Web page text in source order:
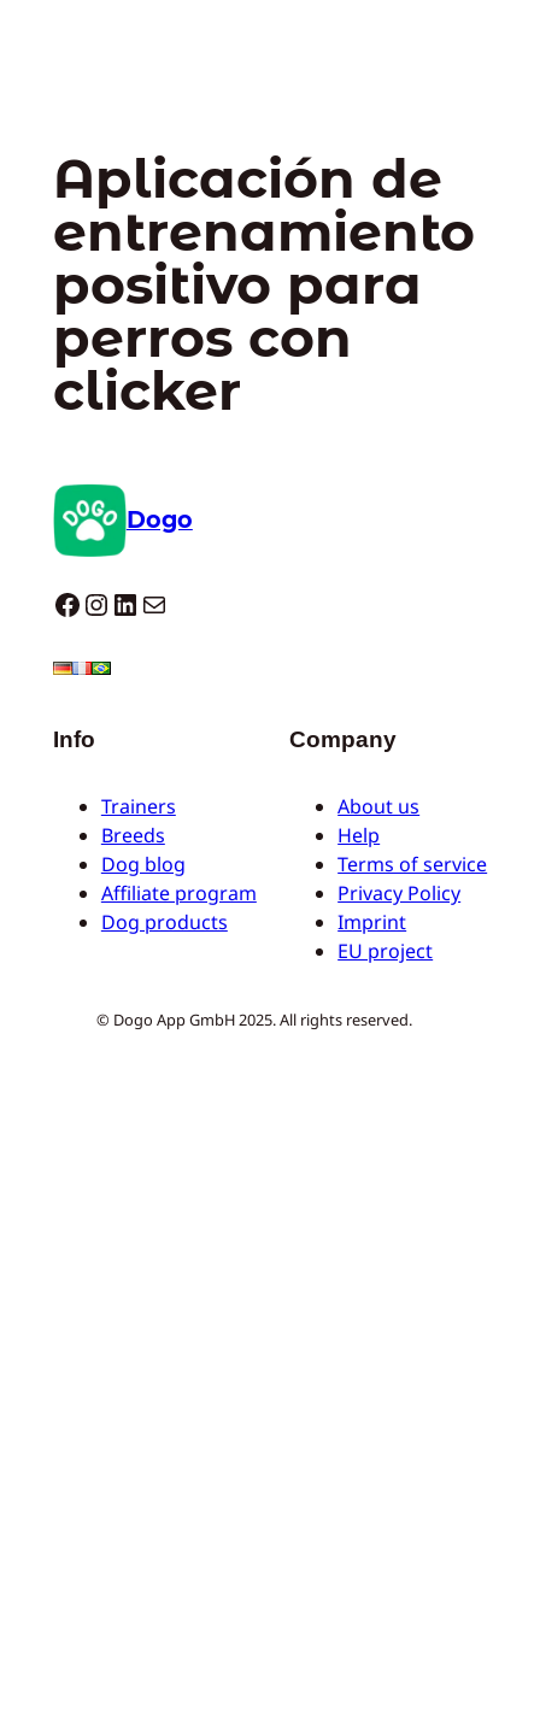
Aplicación de
entrenamiento
positivo para
perros con
clicker
Dogo
Dogo facebook InstagramLinkedIn Correo electrónico
Info
Trainers
Breeds
Dog blog
Affiliate program
Dog products
Company
About us
Help
Terms of service
Privacy Policy
Imprint
EU project
© Dogo App GmbH 2025. All rights reserved.